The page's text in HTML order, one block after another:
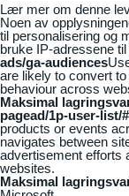
Lær mer om denne
Noen av
til personalisering og
bruke IP-adressene
ads/ga-audiences
are likely to convert
behaviour across
Maksimal
pagead/1p-user-list/#
products or events
navigates between
advertisement efforts
websites.
Maksimal